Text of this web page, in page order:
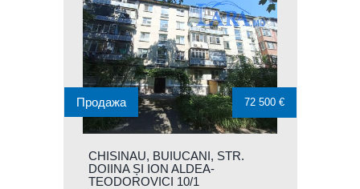
CHISINAU, BUIUCANI, STR.
DOIINA ȘI ION ALDEA-
TEODOROVICI 10/1
Продажа 72 500 €